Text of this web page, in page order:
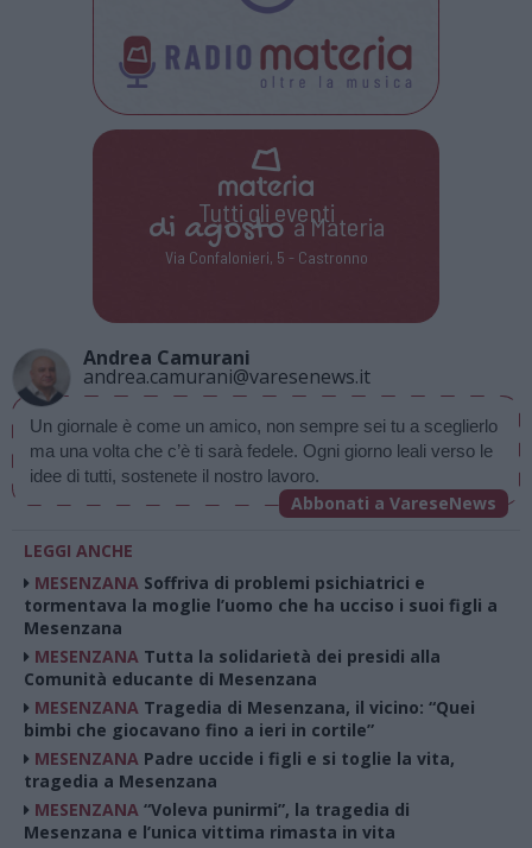
Tutti gli eventi
di agostoa Materia
Via Confalonieri, 5 - Castronno
Andrea Camurani
andrea.camurani@varesenews.it
Un giornale è come un amico, non sempre sei tu a sceglierlo
ma una volta che c’è ti sarà fedele. Ogni giorno leali verso le
idee di tutti, sostenete il nostro lavoro.
Abbonati a VareseNews
LEGGI ANCHE
MESENZANA Soffriva di problemi psichiatrici e
tormentava la moglie l’uomo che ha ucciso i suoi figli a
Mesenzana
MESENZANA Tutta la solidarietà dei presidi alla
Comunità educante di Mesenzana
MESENZANA Tragedia di Mesenzana, il vicino: “Quei
bimbi che giocavano fino a ieri in cortile”
MESENZANA Padre uccide i figli e si toglie la vita,
tragedia a Mesenzana
MESENZANA “Voleva punirmi”, la tragedia di
Mesenzana e l’unica vittima rimasta in vita